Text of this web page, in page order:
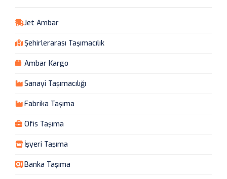
Jet Ambar
Şehirlerarası Taşımacılık
Ambar Kargo
Sanayi Taşımacılığı
Fabrika Taşıma
Ofis Taşıma
İşyeri Taşıma
Banka Taşıma